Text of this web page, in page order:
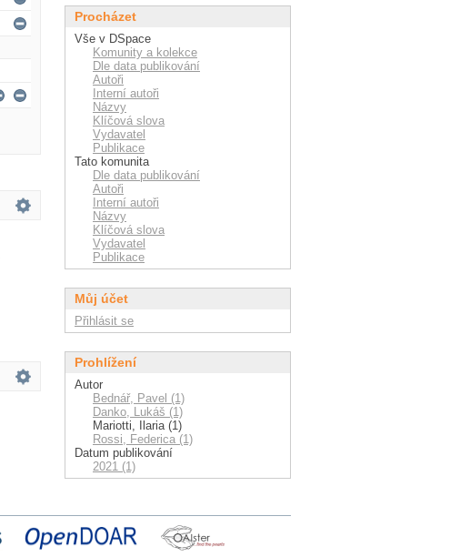
Procházet
Vše v DSpace
Komunity a kolekce
Dle data publikování
Autoři
Interní autoři
Názvy
Klíčová slova
Vydavatel
Publikace
Tato komunita
Dle data publikování
Autoři
Interní autoři
Názvy
Klíčová slova
Vydavatel
Publikace
Můj účet
Přihlásit se
Prohlížení
Autor
Bednář, Pavel (1)
Danko, Lukáš (1)
Mariotti, Ilaria (1)
Rossi, Federica (1)
Datum publikování
2021 (1)